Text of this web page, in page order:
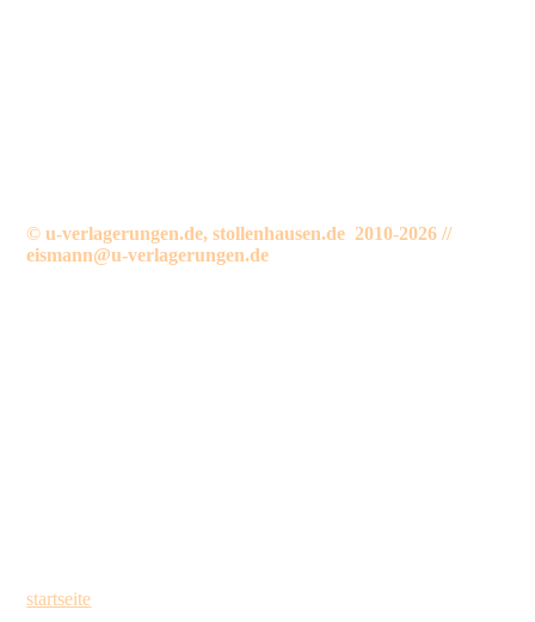
© u-verlagerungen.de, stollenhausen.de 2010-2026 //
eismann@u-verlagerungen.de
startseite